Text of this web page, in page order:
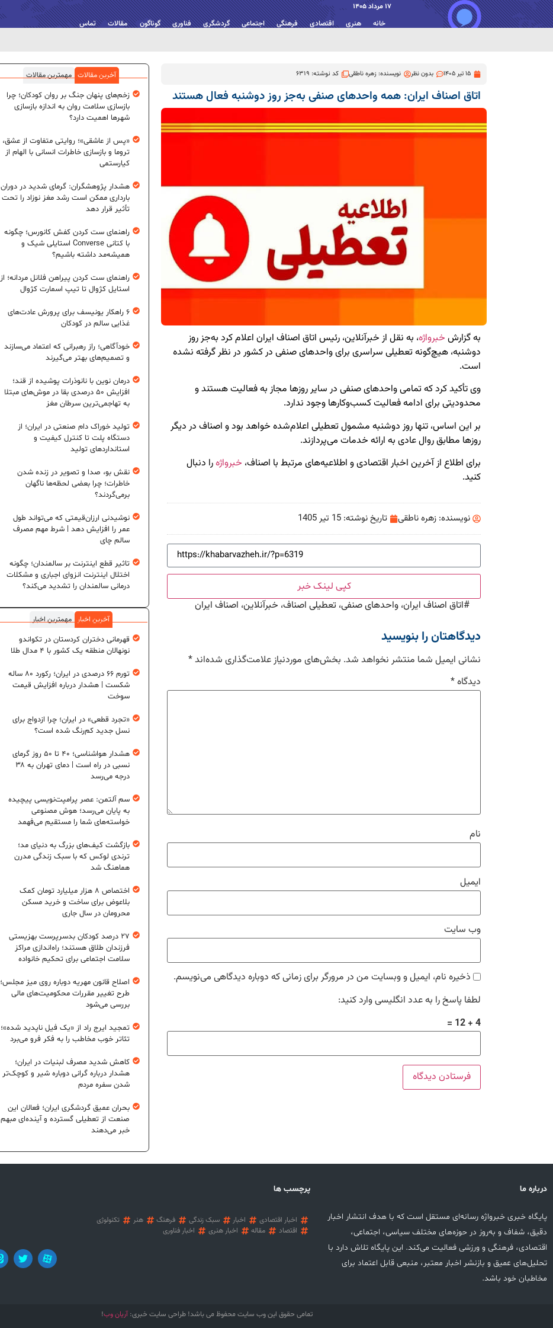
17 مرداد 1405
خانه هنری اقتصادی فرهنگی اجتماعی گردشگری فناوری گوناگون مقالات تماس
15 تیر 1405 بدون نظر نویسنده:زهره ناطقی کد نوشته: 6319
اتاق اصناف ایران: همه واحدهای صنفی به‌جز روز دوشنبه فعال هستند
به گزارش خبرواژه، به نقل از خبرآنلاین، رئیس اتاق اصناف ایران اعلام کرد به‌جز روز
دوشنبه، هیچ‌گونه تعطیلی سراسری برای واحدهای صنفی در کشور در نظر گرفته نشده
است.
وی تأکید کرد که تمامی واحدهای صنفی در سایر روزها مجاز به فعالیت هستند و
محدودیتی برای ادامه فعالیت کسب‌وکارها وجود ندارد.
بر این اساس، تنها روز دوشنبه مشمول تعطیلی اعلام‌شده خواهد بود و اصناف در دیگر
روزها مطابق روال عادی به ارائه خدمات می‌پردازند.
برای اطلاع از آخرین اخبار اقتصادی و اطلاعیه‌های مرتبط با اصناف، خبرواژهرا دنبال
کنید.
نویسنده: زهره ناطقی تاریخ نوشته: 15 تیر 1405
کپی لینک خبر
#اتاق اصناف ایران، واحدهای صنفی، تعطیلی اصناف، خبرآنلاین، اصناف ایران
دیدگاهتان را بنویسید
نشانی ایمیل شما منتشر نخواهد شد. بخش‌های موردنیاز علامت‌گذاری شده‌اند*
دیدگاه*
نام
ایمیل
وب‌ سایت
ذخیره نام، ایمیل و وبسایت من در مرورگر برای زمانی که دوباره دیدگاهی می‌نویسم.
لطفا پاسخ را به عدد انگلیسی وارد کنید:
4 + 12 =
آخرین مقالات مهمترین مقالات
زخم‌های پنهان جنگ بر روان کودکان؛ چرا
بازسازی سلامت روان به اندازه بازسازی
شهرها اهمیت دارد؟
«پس از عاشقی»؛ روایتی متفاوت از عشق،
تروما و بازسازی خاطرات انسانی با الهام از
کیارستمی
هشدار پژوهشگران: گرمای شدید در دوران
بارداری ممکن است رشد مغز نوزاد را تحت
تأثیر قرار دهد
راهنمای ست کردن کفش کانورس؛ چگونه
با کتانی Converse استایلی شیک و
همیشه‌مد داشته باشیم؟
راهنمای ست کردن پیراهن فلانل مردانه؛ از
استایل کژوال تا تیپ اسمارت کژوال
۶ راهکار یونیسف برای پرورش عادت‌های
غذایی سالم در کودکان
خودآگاهی؛ راز رهبرانی که اعتماد می‌سازند
و تصمیم‌های بهتر می‌گیرند
درمان نوین با نانوذرات پوشیده از قند؛
افزایش ۵۰ درصدی بقا در موش‌های مبتلا
به تهاجمی‌ترین سرطان مغز
تولید خوراک دام صنعتی در ایران؛ از
دستگاه پلت تا کنترل کیفیت و
استانداردهای تولید
نقش بو، صدا و تصویر در زنده شدن
خاطرات؛ چرا بعضی لحظه‌ها ناگهان
برمی‌گردند؟
نوشیدنی ارزان‌قیمتی که می‌تواند طول
عمر را افزایش دهد | شرط مهم مصرف
سالم چای
تاثیر قطع اینترنت بر سالمندان؛ چگونه
اختلال اینترنت انزوای اجباری و مشکلات
درمانی سالمندان را تشدید می‌کند؟
آخرین اخبار
مهمترین اخبار
قهرمانی دختران کردستان در تکواندو
نونهالان منطقه یک کشور با ۴ مدال طلا
تورم ۶۶ درصدی در ایران؛ رکورد ۸۰ ساله
شکست | هشدار درباره افزایش قیمت
سوخت
«تجرد قطعی» در ایران؛ چرا ازدواج برای
نسل جدید کم‌رنگ شده است؟
هشدار هواشناسی؛ ۴۰ تا ۵۰ روز گرمای
نسبی در راه است | دمای تهران به ۳۸
درجه می‌رسد
سم آلتمن: عصر پرامپت‌نویسی پیچیده
به پایان می‌رسد؛ هوش مصنوعی
خواسته‌های شما را مستقیم می‌فهمد
بازگشت کیف‌های بزرگ به دنیای مد؛
ترندی لوکس که با سبک زندگی مدرن
هماهنگ شد
اختصاص ۸ هزار میلیارد تومان کمک
بلاعوض برای ساخت و خرید مسکن
محرومان در سال جاری
۲۷ درصد کودکان بدسرپرست بهزیستی
فرزندان طلاق هستند؛ راه‌اندازی مراکز
سلامت اجتماعی برای تحکیم خانواده
اصلاح قانون مهریه دوباره روی میز مجلس؛
طرح تغییر مقررات محکومیت‌های مالی
بررسی می‌شود
تمجید ایرج راد از «یک فیل ناپدید شده»؛
تئاتر خوب مخاطب را به فکر فرو می‌برد
کاهش شدید مصرف لبنیات در ایران؛
هشدار درباره گرانی دوباره شیر و کوچک‌تر
شدن سفره مردم
بحران عمیق گردشگری ایران؛ فعالان این
صنعت از تعطیلی گسترده و آینده‌ای مبهم
خبر می‌دهند
درباره ما
پایگاه خبری خبرواژه رسانه‌ای مستقل است که با هدف انتشار اخبار
دقیق، شفاف و به‌روز در حوزه‌های مختلف سیاسی، اجتماعی،
اقتصادی، فرهنگی و ورزشی فعالیت می‌کند. این پایگاه تلاش دارد با
تحلیل‌های عمیق و بازنشر اخبار معتبر، منبعی قابل اعتماد برای
مخاطبان خود باشد.
پرچسب ها
اخبار اقتصادی اخبار سبک زندگی فرهنگ هنر
تکنولوژی
اقتصاد
مقاله اخبار هنری اخبار فناوری
تمامی حقوق این وب سایت محفوظ می باشد! طراحی سایت خبری:آریان وب!